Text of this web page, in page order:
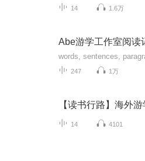
14 1.6万
Abe游学工作室阅读
words, sentences,
247 1万
【读书行路】海外游
14 4101